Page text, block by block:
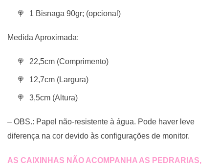
1 Bisnaga 90gr; (opcional)
Medida Aproximada:
22,5cm (Comprimento)
12,7cm (Largura)
3,5cm (Altura)
– OBS.: Papel não-resistente à água. Pode haver leve
diferença na cor devido às configurações de monitor.
AS CAIXINHAS NÃO ACOMPANHA AS PEDRARIAS,